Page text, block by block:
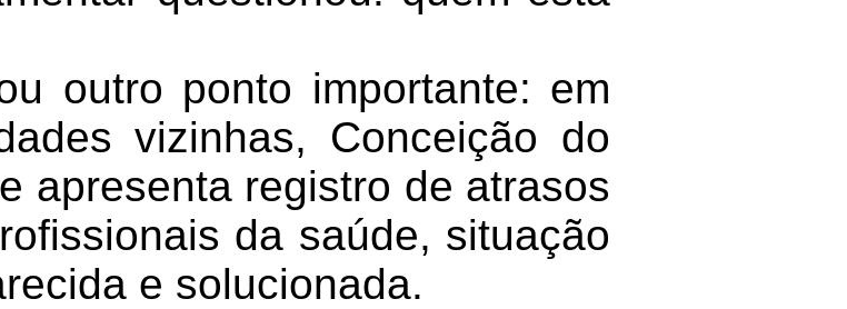
outro ponto importante: em
vizinhas, Conceição do
apresenta registro de atrasos
da saúde, situação
e solucionada.